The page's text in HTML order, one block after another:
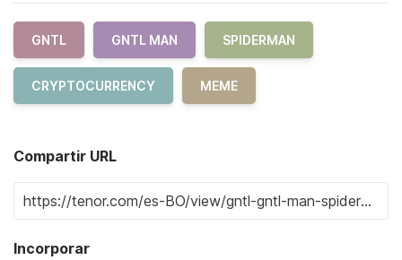
GNTL GNTL MAN SPIDERMAN
CRYPTOCURRENCY MEME
Compartir URL
Incorporar